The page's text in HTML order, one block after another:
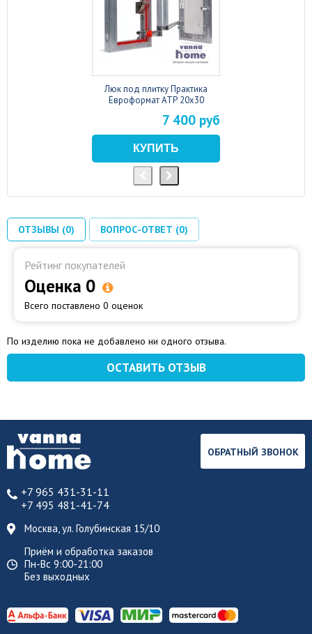
Люк под плитку Практика
Евроформат АТР 20x30
7 400 руб
ОТЗЫВЫ (0) ВОПРОС-ОТВЕТ (0)
Рейтинг покупателей
Оценка 0
Всего поставлено 0 оценок
По изделию пока не добавлено ни одного отзыва.
ОСТАВИТЬ ОТЗЫВ
+7 965 431-31-11
+7 495 481-41-74
Москва, ул. Голубинская 15/10
Приём и обработка заказов
Пн-Вс 9:00-21:00
Без выходных
ОБРАТНЫЙ ЗВОНОК